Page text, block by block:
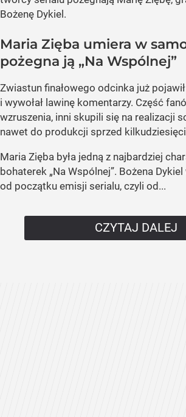
Bożenę Dykiel.
Maria Zięba umiera w
pożegna ją „Na Wspólnej”
Zwiastun finałowego odcinka już
i wywołał lawinę komentarzy. Część
wzruszenia, inni skupili się na realizacji
nawet do produkcji sprzed
Maria Zięba była jedną z najbardziej
bohaterek „Na Wspólnej”. Bożena
od początku emisji serialu, czyli od...
CZYTAJ DALEJ